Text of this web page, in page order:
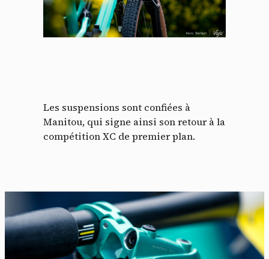
Les suspensions sont confiées à
Manitou, qui signe ainsi son retour à la
compétition XC de premier plan.